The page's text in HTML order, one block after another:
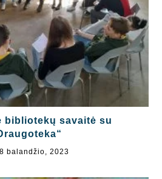
bibliotekų savaitė su
balandžio, 2023